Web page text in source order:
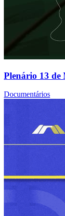
Plenário 13 de
Documentários